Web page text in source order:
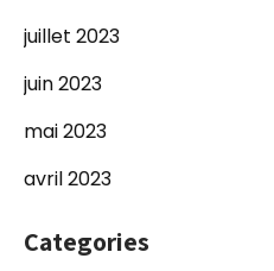
juillet 2023
juin 2023
mai 2023
avril 2023
Categories